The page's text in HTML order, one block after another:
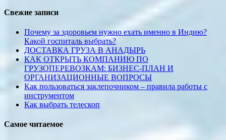
Свежие записи
Почему за здоровьем нужно ехать именно в Индию?
Какой госпиталь выбрать?
ДОСТАВКА ГРУЗА В АНАДЫРЬ
КАК ОТКРЫТЬ КОМПАНИЮ ПО
ГРУЗОПЕРЕВОЗКАМ: БИЗНЕС-ПЛАН И
ОРГАНИЗАЦИОННЫЕ ВОПРОСЫ
Как пользоваться заклепочником – правила работы с
инструментом
Как выбрать телескоп
Самое читаемое